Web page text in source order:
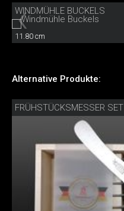
WINDMÜHLE BUCKELS
11.80 cm
Alternative Produkte:
FRÜHSTÜCKSMESSER SET